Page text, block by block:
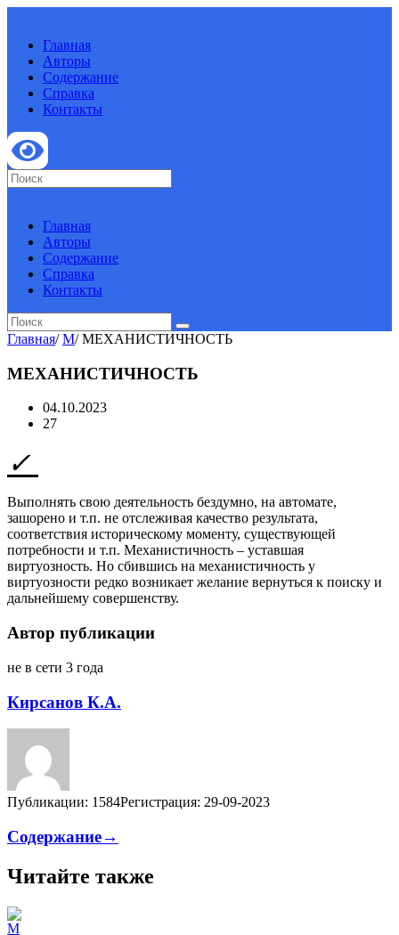
Главная
Авторы
Содержание
Справка
Контакты
Главная
Авторы
Содержание
Справка
Контакты
Главная/ М/ МЕХАНИСТИЧНОСТЬ
МЕХАНИСТИЧНОСТЬ
04.10.2023
27
Выполнять свою деятельность бездумно, на автомате,
зашорено и т.п. не отслеживая качество результата,
соответствия историческому моменту, существующей
потребности и т.п. Механистичность – уставшая
виртуозность. Но сбившись на механистичность у
виртуозности редко возникает желание вернуться к поиску и
дальнейшему совершенству.
Автор публикации
не в сети 3 года
Кирсанов К.А.
Публикации: 1584Регистрация: 29-09-2023
Содержание→
Читайте также